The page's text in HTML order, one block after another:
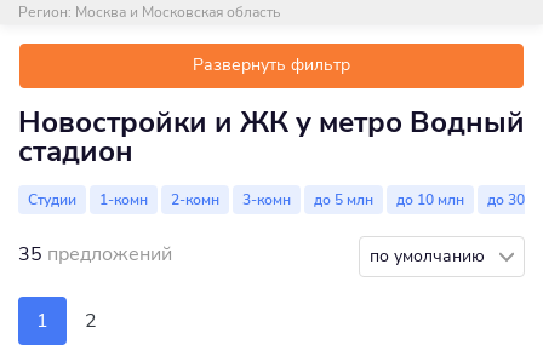
Регион: Москва и Московская область
Развернуть фильтр
Новостройки и ЖК у метро Водный
стадион
Студии 1-комн 2-комн 3-комн до 5 млн до 10 млн до 30 м²
35 предложений по умолчанию
1 2